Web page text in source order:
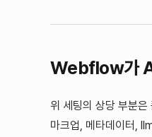
Webflow가
위 세팅의 상당 부분
마크업, 메타데이터,